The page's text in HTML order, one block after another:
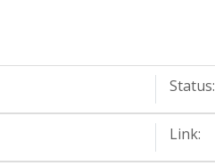
Status:
Link: